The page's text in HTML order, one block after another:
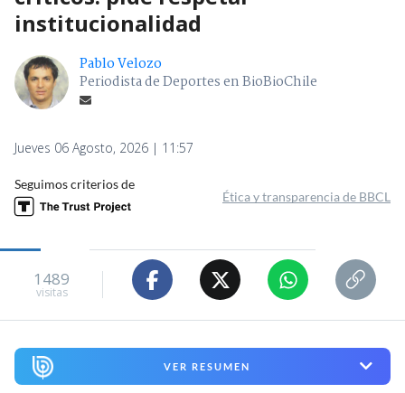
institucionalidad
Pablo Velozo
Periodista de Deportes en BioBioChile
Jueves 06 Agosto, 2026 | 11:57
Seguimos criterios de
Ética y transparencia de BBCL
1489
visitas
VER RESUMEN